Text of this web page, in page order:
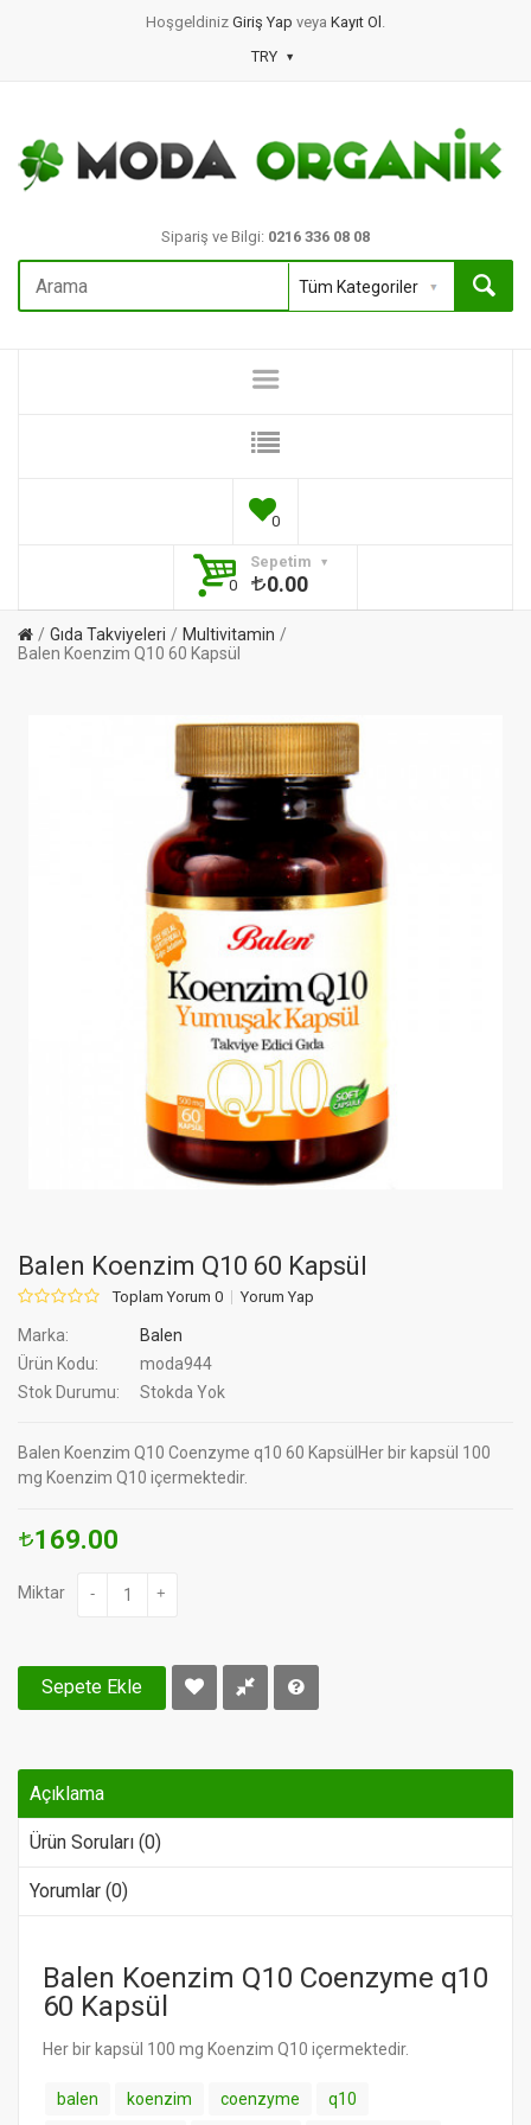
Hoşgeldiniz Giriş Yap veya Kayıt Ol .
TRY
Sipariş ve Bilgi: 0216 336 08 08
0
Sepetim
0
0.00
Gıda Takviyeleri
Multivitamin
Balen Koenzim Q10 60 Kapsül
Balen Koenzim Q10 60 Kapsül
Toplam Yorum 0 Yorum Yap
Marka:
Balen
Ürün Kodu:
moda944
Stok Durumu:
Stokda Yok
Balen Koenzim Q10 Coenzyme q10 60 KapsülHer bir kapsül 100
mg Koenzim Q10 içermektedir.
169.00
Miktar - +
Sepete Ekle
Açıklama
Ürün Soruları (0)
Yorumlar (0)
Balen Koenzim Q10 Coenzyme q10
60 Kapsül
Her bir kapsül 100 mg Koenzim Q10 içermektedir.
balen koenzim coenzyme q10